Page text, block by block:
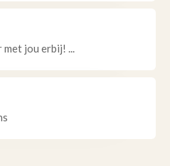
jou erbij! ...